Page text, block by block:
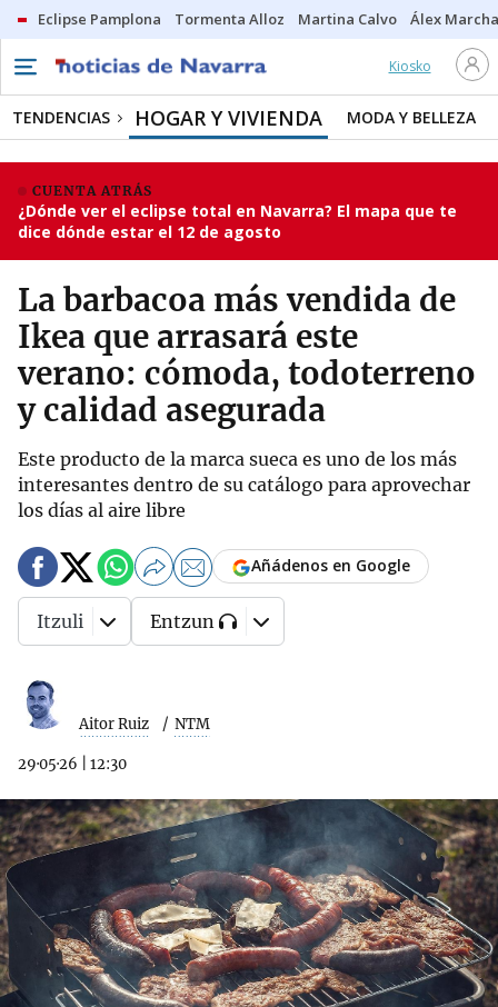
Eclipse Pamplona Tormenta Alloz Martina Calvo Álex
Kiosko
TENDENCIAS HOGAR Y VIVIENDA MODA Y BELLEZA
CUENTA ATRÁS
¿Dónde ver el eclipse total en Navarra? El mapa que te
dice dónde estar el 12 de agosto
La barbacoa más vendida de
Ikea que arrasará este
verano: cómoda, todoterreno
y calidad asegurada
Este producto de la marca sueca es uno de los más
interesantes dentro de su catálogo para aprovechar
los días al aire libre
Aitor Ruiz NTM
29·05·26 12:30
Añádenos en Google
Itzuli Entzun